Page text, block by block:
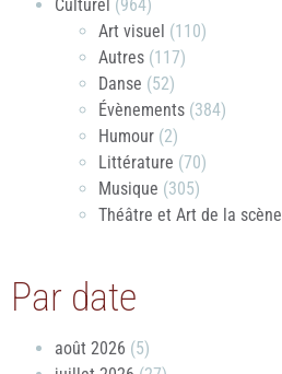
Culturel (964)
Art visuel (110)
Autres (117)
Danse (52)
Évènements (384)
Humour (2)
Littérature (70)
Musique (305)
Théâtre et Art de la scène
Par date
août 2026 (5)